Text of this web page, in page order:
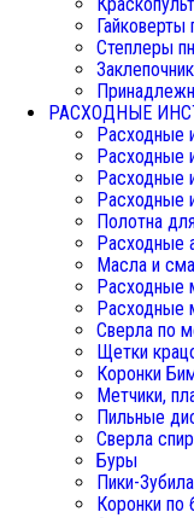
Гайковерты
Степлеры
РАСХОДНЫЕ
Расходные
Расходные
Расходные
Расходные
Полотна
Расходные
Масла и
Расходные
Расходные
Сверла по
Щетки
Коронки
Метчики,
Пильные
Сверла
Буры
Пики-Зубила
Коронки по